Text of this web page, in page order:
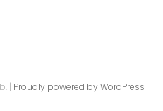
| Proudly powered by WordPress